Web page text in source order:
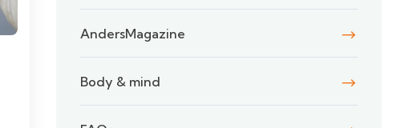
AndersMagazine
Body & mind